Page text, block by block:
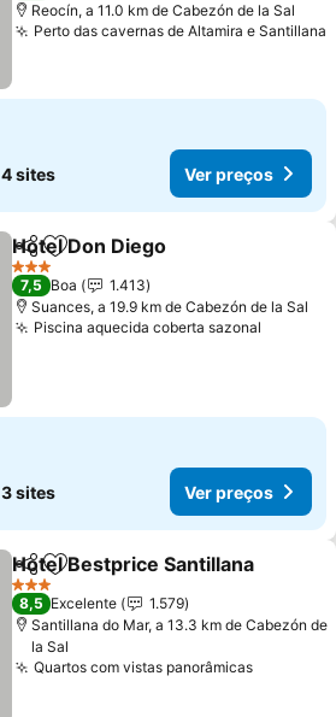
Reocín, a 11.0 km de Cabezón de la Sal
Perto das cavernas de Altamira e Santillana
4 sites Ver preços
PartilharAdicionar aos favoritos
Hotel Don Diego
3 Estrelas
7,5 Boa
1.413
Suances, a 19.9 km de Cabezón de la Sal
Piscina aquecida coberta sazonal
3 sites Ver preços
PartilharAdicionar aos favoritos
Hotel Bestprice Santillana
3 Estrelas
8,5 Excelente
1.579
Santillana do Mar, a 13.3 km de Cabezón de
la Sal
Quartos com vistas panorâmicas